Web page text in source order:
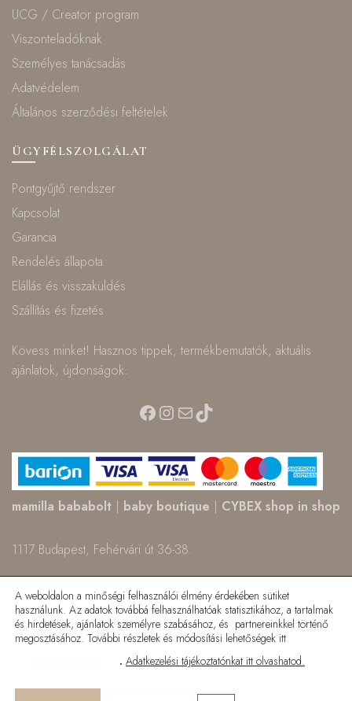
UCG / Creator program
Viszonteladóknak
Személyes tanácsadás
Adatvédelem
Általános szerződési feltételek
ÜGYFÉLSZOLGÁLAT
Pontgyűjtő rendszer
Kapcsolat
Garancia
Rendelés állapota
Elállás és visszaküldés
Szállítás és fizetés
Kövess minket! Hasznos tippek, termékbemutatók, aktuális
ajánlatok, újdonságok:
Facebook
Instagram
MailTikTok
mamilla bababolt | baby boutique | CYBEX shop in shop
1117 Budapest, Fehérvári út 36-38.
Üzlet: +36 30 991 0541 | Raktár: +36 30 157 22 82
© 2025 Mamilla bababolt. Minden jog fenntartva
A weboldalon a minőségi felhasználói élmény érdekében sütiket
használunk. Az adatok továbbá felhasználhatóak statisztikához, a tartalmak
és hirdetések, ajánlatok személyre szabásához, és partnereinkkel történő
megosztásához. További részletek és módosítási lehetőségek itt
. Adatkezelési tájékoztatónkat itt olvashatod.